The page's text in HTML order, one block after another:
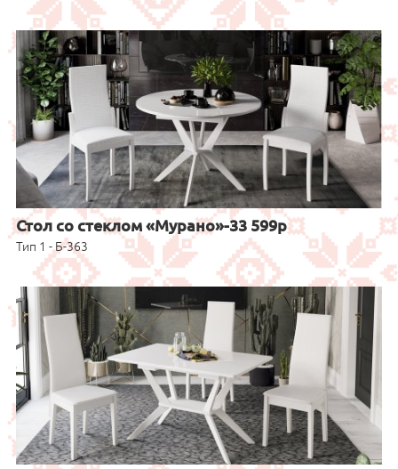
Стол со стеклом «Мурано»-33 599р
Тип 1 - Б-363